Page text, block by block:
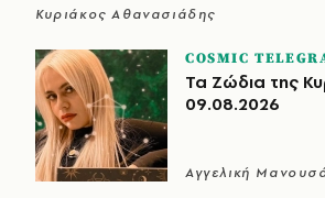
Κυριάκος Αθανασιάδης
COSMIC
Τα Ζώδια της
09.08.2026
Αγγελική